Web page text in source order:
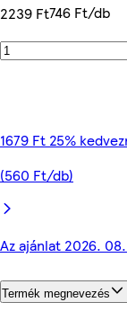
2239 Ft746 Ft/db
1679 Ft 25%
(560 Ft/db)
Az ajánlat 2026.
Termék megnevezés